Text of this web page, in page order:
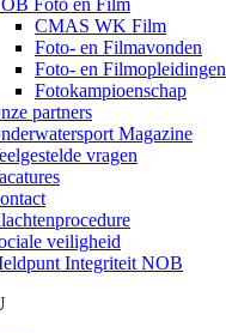
Foto en Film
CMAS WK Film
Foto- en Filmavonden
Foto- en Filmopleidingen
Fotokampioenschap
partners
Magazine
vragen
veiligheid
Integriteit NOB